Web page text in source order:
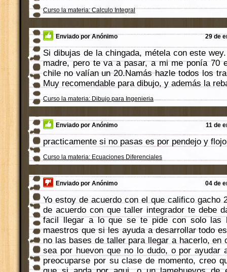
Curso la materia: Calculo Integral
Enviado por Anónimo 29 de
Si dibujas de la chingada, métela con este
madre, pero te va a pasar, a mi me ponía 70
chile no valían un 20.Namás hazle todos los
Muy recomendable para dibujo, y además la
Curso la materia: Dibujo para Ingenieria
Enviado por Anónimo 11 de
practicamente si no pasas es por pendejo y flojo
Curso la materia: Ecuaciones Diferenciales
Enviado por Anónimo 04 de
Yo estoy de acuerdo con el que califico gacho
de acuerdo con que taller integrador te debe
facil llegar a lo que se te pide con solo las
maestros que si les ayuda a desarrollar todo
no las bases de taller para llegar a hacerlo, en
sea por huevon que no lo dudo, o por ayudar
preocuparse por su clase de momento, creo